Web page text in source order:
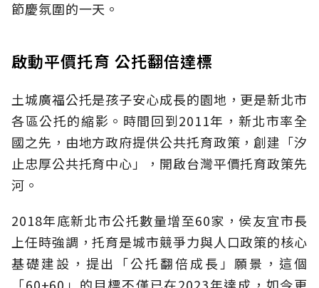
節慶氛圍的一天。
啟動平價托育 公托翻倍達標
土城廣福公托是孩子安心成長的園地，更是新北市
各區公托的縮影。時間回到2011年，新北市率全
國之先，由地方政府提供公共托育政策，創建「汐
止忠厚公共托育中心」，開啟台灣平價托育政策先
河。
2018年底新北市公托數量增至60家，侯友宜市長
上任時強調，托育是城市競爭力與人口政策的核心
基礎建設，提出「公托翻倍成長」願景，這個